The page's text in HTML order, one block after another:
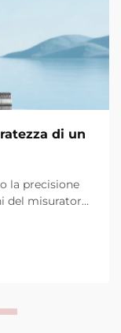
di un
la precisione
del misuratore
Elementi
di